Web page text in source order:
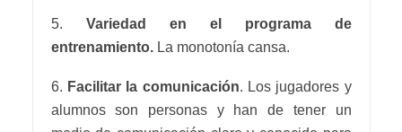
5. Variedad en el programa de
entrenamiento.La monotonía cansa.
6. Facilitar la comunicación. Los jugadores y
alumnos son personas y han de tener un